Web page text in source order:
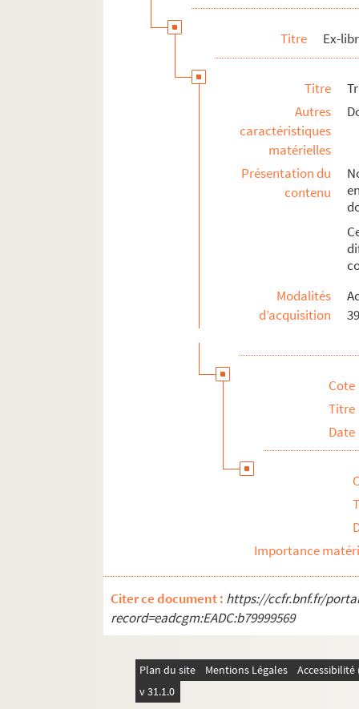
Titre Ex-
Titre
Autres
caractéristiques
matérielles
Présentation du
contenu
Modalités
d’acquisition
Cote
Titre
Date
Importance
Citer ce document : https://ccfr.bnf.fr/
record=eadcgm:EADC:b79999569
Plan du site Mentions Légales
v 31.1.0